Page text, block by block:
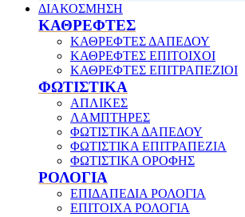
ΔΙΑΚΟΣΜΗΣΗ
ΚΑΘΡΕΦΤΕΣ
ΚΑΘΡΕΦΤΕΣ ΔΑΠΕΔΟΥ
ΚΑΘΡΕΦΤΕΣ ΕΠΙΤΟΙΧΟΙ
ΚΑΘΡΕΦΤΕΣ ΕΠΙΤΡΑΠΕΖΙΟΙ
ΦΩΤΙΣΤΙΚΑ
ΑΠΛΙΚΕΣ
ΛΑΜΠΤΗΡΕΣ
ΦΩΤΙΣΤΙΚΑ ΔΑΠΕΔΟΥ
ΦΩΤΙΣΤΙΚΑ ΕΠΙΤΡΑΠΕΖΙΑ
ΦΩΤΙΣΤΙΚΑ ΟΡΟΦΗΣ
ΡΟΛΟΓΙΑ
ΕΠΙΔΑΠΕΔΙΑ ΡΟΛΟΓΙΑ
ΕΠΙΤΟΙΧΑ ΡΟΛΟΓΙΑ